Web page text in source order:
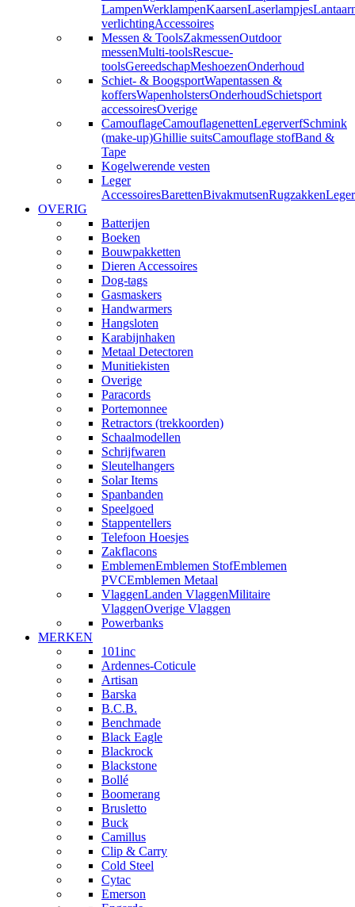
LampenWerklampenKaarsenLaserlampjes
verlichtingAccessoires
Messen & ToolsZakmessenOutdoor
messenMulti-toolsRescue-
toolsGereedschapMeshoezenOnderhoud
Schiet- & BoogsportWapentassen &
koffersWapenholstersOnderhoudSchietsport
accessoiresOverige
CamouflageCamouflagenettenLegerverfSchmink
(make-up)Ghillie suitsCamouflage stofBand &
Tape
Kogelwerende vesten
Leger
AccessoiresBarettenBivakmutsenRugzakken
OVERIG
Batterijen
Boeken
Bouwpakketten
Dieren Accessoires
Dog-tags
Gasmaskers
Handwarmers
Hangsloten
Karabijnhaken
Metaal Detectoren
Munitiekisten
Overige
Paracords
Portemonnee
Retractors (trekkoorden)
Schaalmodellen
Schrijfwaren
Sleutelhangers
Solar Items
Spanbanden
Speelgoed
Stappentellers
Telefoon Hoesjes
Zakflacons
EmblemenEmblemen StofEmblemen
PVCEmblemen Metaal
VlaggenLanden VlaggenMilitaire
VlaggenOverige Vlaggen
Powerbanks
MERKEN
101inc
Ardennes-Coticule
Artisan
Barska
B.C.B.
Benchmade
Black Eagle
Blackrock
Blackstone
Bollé
Boomerang
Brusletto
Buck
Camillus
Clip & Carry
Cold Steel
Cytac
Emerson